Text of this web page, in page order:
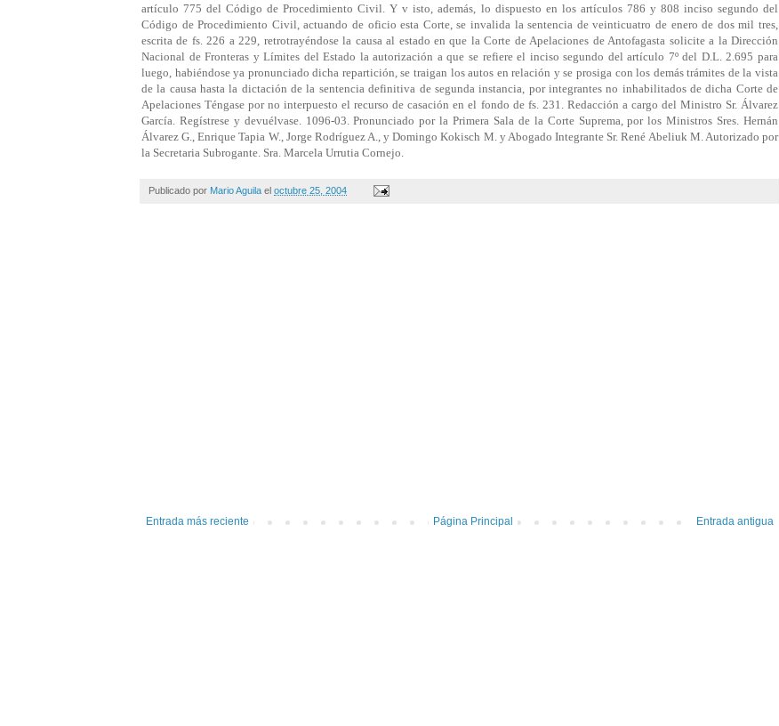
artículo 775 del Código de Procedimiento Civil. Y v isto, además, lo dispuesto en los artículos 786 y 808 inciso segundo del
Código de Procedimiento Civil, actuando de oficio esta Corte, se invalida la sentencia de veinticuatro de enero de dos mil tres,
escrita de fs. 226 a 229, retrotrayéndose la causa al estado en que la Corte de Apelaciones de Antofagasta solicite a la Dirección
Nacional de Fronteras y Límites del Estado la autorización a que se refiere el inciso segundo del artículo 7º del D.L. 2.695 para
luego, habiéndose ya pronunciado dicha repartición, se traigan los autos en relación y se prosiga con los demás trámites de la vista
de la causa hasta la dictación de la sentencia definitiva de segunda instancia, por integrantes no inhabilitados de dicha Corte de
Apelaciones Téngase por no interpuesto el recurso de casación en el fondo de fs. 231. Redacción a cargo del Ministro Sr. Álvarez
García. Regístrese y devuélvase. 1096-03. Pronunciado por la Primera Sala de la Corte Suprema, por los Ministros Sres. Hernán
Álvarez G., Enrique Tapia W., Jorge Rodríguez A., y Domingo Kokisch M. y Abogado Integrante Sr. René Abeliuk M. Autorizado por
la Secretaria Subrogante. Sra. Marcela Urrutia Cornejo.
Publicado por Mario Aguila el octubre 25, 2004
Entrada más reciente Entrada antigua
Página Principal